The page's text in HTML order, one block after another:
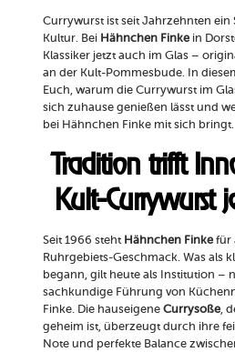
Currywurst ist seit Jahrzehnten ein
Kultur. Bei Hähnchen Finkein
Klassiker jetzt auch im Glas –
an der Kult-Pommesbude. In
Euch, warum die Currywurst im
sich zuhause genießen lässt und
bei Hähnchen Finke mit sich bringt.
Tradition trifft
Kult-Currywurst
Seit 1966 steht Hähnchen Finkefür
Ruhrgebiets-Geschmack. Was als
begann, gilt heute als Institution –
sachkundige Führung von
Finke. Die hauseigene Currysoße,
geheim ist, überzeugt durch ihre
Note und perfekte Balance